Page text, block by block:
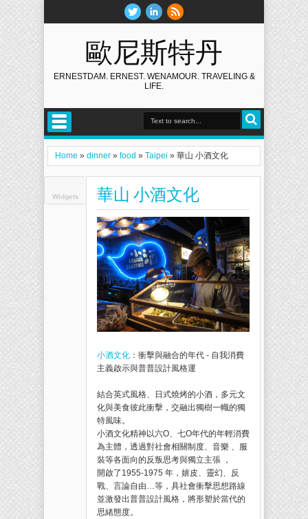
歐尼斯特丹
ERNESTDAM. ERNEST. WENAMOUR. TRAVELING &
LIFE.
Home » dinner » food » Taipei » 華山 小酒文化
Widgets 華山 小酒文化
小酒文化 ：衝擊與融合的年代 - 自我消費
主義啟示與普普設計風格運
結合英式風格、日式燒烤的小酒，多元文
化與美食彼此衝擊，交融出獨樹一幟的獨
特風味。
小酒文化精神以六O、七O年代的年輕消費
為主體，透過對社會相關制度、音樂 、服
裝等各面向的反叛思考與獨立主張 ，
開啟了1955-1975 年，嬉皮、靈幻、反
戰、言論自由…等，具社會衝擊思想路線
並激發出普普設計風格，將形塑於當代的
思緒態度。